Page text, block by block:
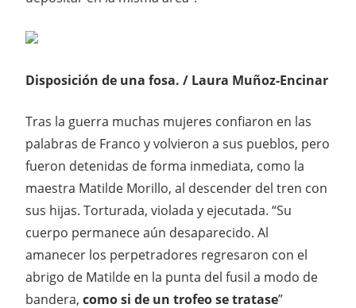
Disposición de una fosa. / Laura Muñoz-Encinar
Tras la guerra muchas mujeres confiaron en las
palabras de Franco y volvieron a sus pueblos, pero
fueron detenidas de forma inmediata, como la
maestra Matilde Morillo, al descender del tren con
sus hijas. Torturada, violada y ejecutada. “Su
cuerpo permanece aún desaparecido. Al
amanecer los perpetradores regresaron con el
abrigo de Matilde en la punta del fusil a modo de
bandera, como si de un trofeo se tratase”